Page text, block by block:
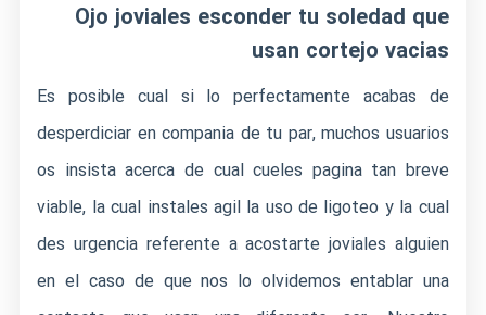
Ojo joviales esconder tu soledad que
usan cortejo vacias
Es posible cual si lo perfectamente acabas de
desperdiciar en compania de tu par, muchos usuarios
os insista acerca de cual cueles pagina tan breve
viable, la cual instales agil la uso de ligoteo y la cual
des urgencia referente a acostarte joviales alguien
en el caso de que nos lo olvidemos entablar una